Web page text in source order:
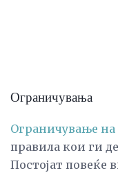
Ограничувања
Ограничување на
правила кои ги
Постојат повеќе